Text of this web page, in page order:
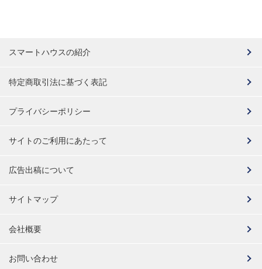
スマートハウスの紹介
特定商取引法に基づく表記
プライバシーポリシー
サイトのご利用にあたって
広告出稿について
サイトマップ
会社概要
お問い合わせ